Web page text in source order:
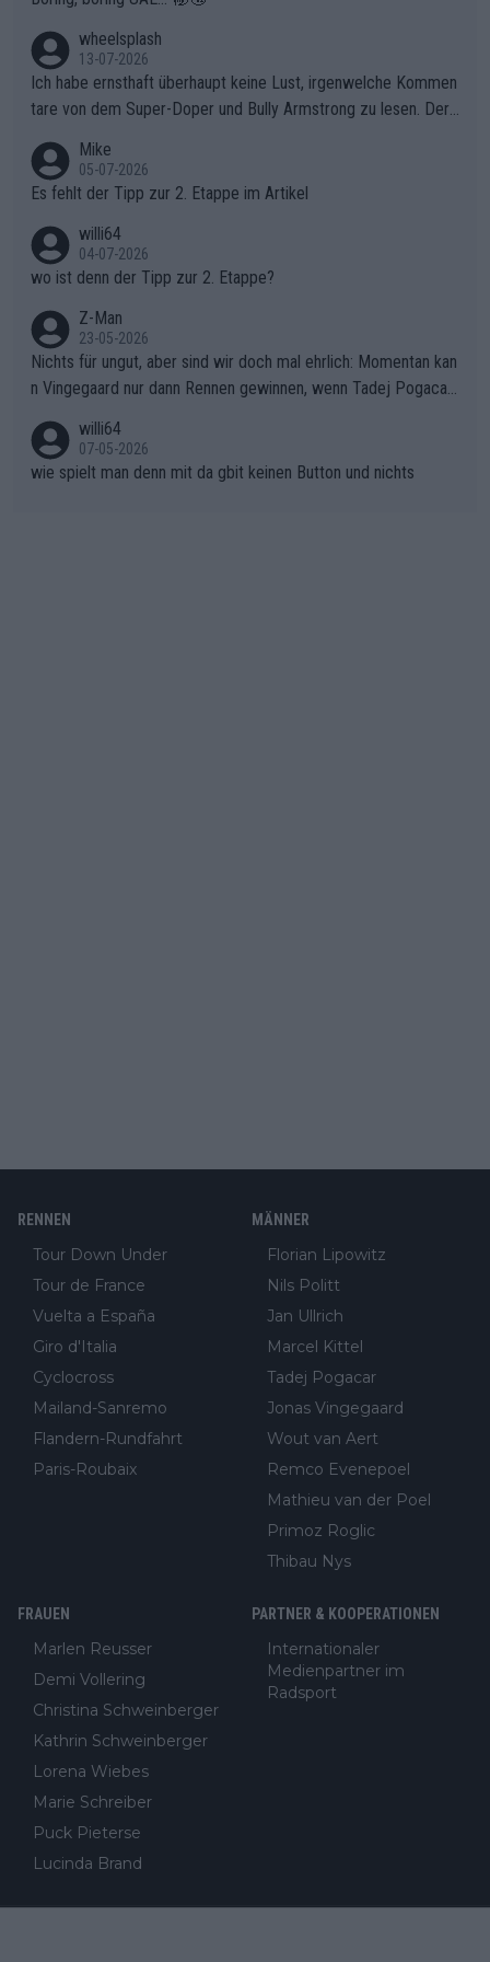
s Berges kontinuierlich auszubauen.Die Quittung im FinaleReus
sers Einbruch: Erst als Reusser komplett einbrach, übernahm V
ollering die Initiative.Zu spätes Erwachen: Zu diesem Zeitpunkt
war das Loch zu Niewiadoma bereits zu groß, um es im Allein
en.Teurer Sekundenpoker: Die Quittung sind nun 15 Sekunden
Rückstand im Gesamtklassement – ein Polster, das Niewiado
gibt. Diese Etappe wird sicher als der psychologische Wendep
unkt dieser Tour in die Geschichte eingehen. Wenn man bei so
einem harten Aufstieg einmal den Moment verpasst und der K
onkurrentin die "zweite Luft" schenkt, ist der Schaden am Ber
g kaum noch zu reparieren.Vor uns liegt nun das große Finale R
ichtung Nizza. Niewiadoma hat psychologisch Oberwasser, ab
er SD Worx und Vollering müssen jetzt All-In gehen. (gregman
n)
wheelsplash
13-07-2026
Ich habe ernsthaft überhaupt keine Lust, irgenwelche Kommen
tare von dem Super-Doper und Bully Armstrong zu lesen. Der
r die gehört nicht in dieses Medium!
Mike
05-07-2026
Es fehlt der Tipp zur 2. Etappe im Artikel
willi64
04-07-2026
wo ist denn der Tipp zur 2. Etappe?
Z-Man
23-05-2026
Nichts für ungut, aber sind wir doch mal ehrlich: Momentan kan
n Vingegaard nur dann Rennen gewinnen, wenn Tadej Pogacar
willi64
07-05-2026
wie spielt man denn mit da gbit keinen Button und nichts
RENNEN
Tour Down Under
Tour de France
Vuelta a España
Giro d'Italia
Cyclocross
Mailand-Sanremo
Flandern-Rundfahrt
Paris-Roubaix
MÄNNER
Florian Lipowitz
Nils Politt
Jan Ullrich
Marcel Kittel
Tadej Pogacar
Jonas Vingegaard
Wout van Aert
Remco Evenepoel
Mathieu van der Poel
Primoz Roglic
Thibau Nys
FRAUEN
Marlen Reusser
Demi Vollering
Christina Schweinberger
Kathrin Schweinberger
Lorena Wiebes
Marie Schreiber
Puck Pieterse
Lucinda Brand
PARTNER & KOOPERATIONEN
Internationaler
Medienpartner im
Radsport